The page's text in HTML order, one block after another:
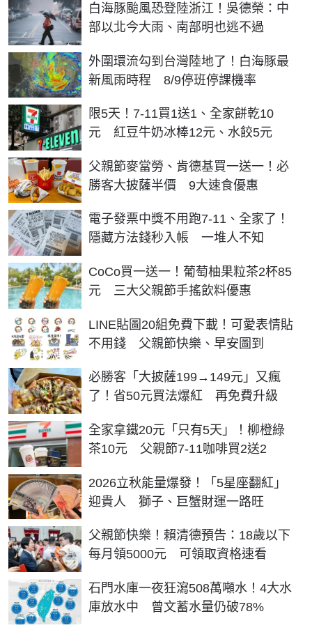
白海豚颱風恐登陸浙江！吳德榮：中
部以北今大雨、南部明也逃不過
外圍環流勾到台灣陸地了！白海豚最
新風雨時程 8/9停班停課機率
限5天！7-11買1送1、全家餅乾10
元 紅豆牛奶冰棒12元、水餃5元
父親節麥當勞、肯德基買一送一！必
勝客大披薩半價 9大速食優惠
電子發票中獎不用跑7-11、全家了！
隱藏方法錢秒入帳 一堆人不知
CoCo買一送一！葡萄柚果粒茶2杯85
元 三大父親節手搖飲料優惠
LINE貼圖20組免費下載！可愛表情貼
不用錢 父親節快樂、早安圖到
必勝客「大披薩199→149元」又瘋
了！省50元買法爆紅 再免費升級
全家拿鐵20元「只有5天」！柳橙綠
茶10元 父親節7-11咖啡買2送2
2026立秋能量爆發！「5星座翻紅」
迎貴人 獅子、巨蟹財運一路旺
父親節快樂！賴清德預告：18歲以下
每月領5000元 可領取資格速看
石門水庫一夜狂瀉508萬噸水！4大水
庫放水中 曾文蓄水量仍破78%